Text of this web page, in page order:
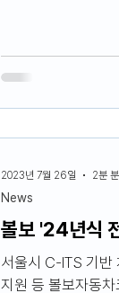
볼보 '24년식
서울시 C-ITS 기반 치적 교차로 통과 속도 인식, 누구(NUGU) 오토 2.0
지원 등 볼보자동
News
2023년 7월 26일 2분